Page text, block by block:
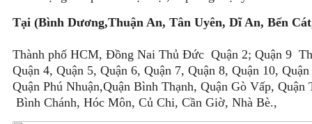
Tại (Bình Dương,Thuận An, Tân Uyên, Dĩ An, Bến
Thành phố HCM, Đồng Nai Thủ Đức Quận 2; Quận 9
Quận 4, Quận 5, Quận 6, Quận 7, Quận 8, Quận 10,
Quận Phú Nhuận,Quận Bình Thạnh, Quận Gò Vấp,
Bình Chánh, Hóc Môn, Củ Chi, Cần Giờ, Nhà Bè.,